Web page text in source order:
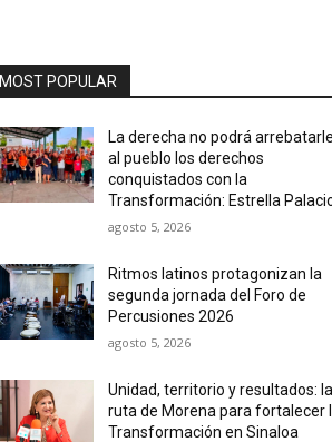
MOST POPULAR
La derecha no podrá arrebatarle
al pueblo los derechos
conquistados con la
Transformación: Estrella
agosto 5, 2026
Ritmos latinos protagonizan la
segunda jornada del Foro de
Percusiones 2026
agosto 5, 2026
Unidad, territorio y resultados: la
ruta de Morena para fortalecer
Transformación en Sinaloa